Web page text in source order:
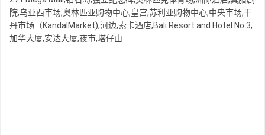
院,乌亚西市场,奥林匹亚购物中心,皇宫,苏利亚购物中心,中央市场,干
丹市场（KandalMarket),河边,索卡酒店,Bali Resort and Hotel No.3,
加华大厦,安达大厦,夜市,塔仔山